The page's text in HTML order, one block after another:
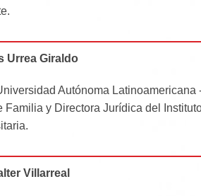
Urrea Giraldo
Autónoma
Familia y Directora Jurídica del
Villarreal